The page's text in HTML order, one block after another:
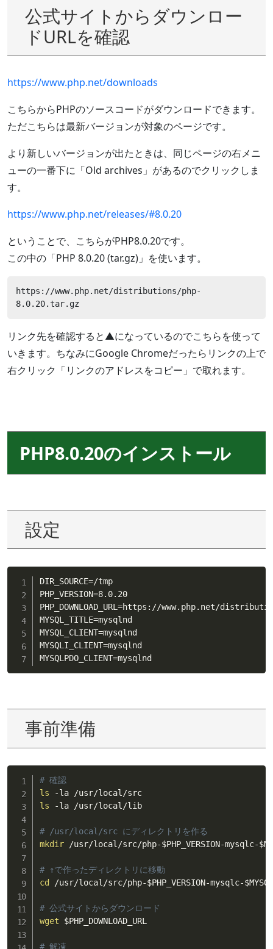
公式サイトからダウンロー
ドURLを確認
https://www.php.net/downloads
こちらからPHPのソースコードがダウンロードできます。
ただこちらは最新バージョンが対象のページです。
より新しいバージョンが出たときは、同じページの右メニ
ューの一番下に「Old archives」があるのでクリックしま
す。
https://www.php.net/releases/#8.0.20
ということで、こちらがPHP8.0.20です。
この中の「PHP 8.0.20 (tar.gz)」を使います。
https://www.php.net/distributions/php-
8.0.20.tar.gz
リンク先を確認すると▲になっているのでこちらを使って
いきます。ちなみにGoogle Chromeだったらリンクの上で
右クリック「リンクのアドレスをコピー」で取れます。
PHP8.0.20のインストール
設定
DIR_SOURCE=/tmp
PHP_VERSION=8.0.20
PHP_DOWNLOAD_URL=https://www.php.net/
MYSQL_TITLE=mysqlnd
MYSQL_CLIENT=mysqlnd
MYSQLI_CLIENT=mysqlnd
MYSQLPDO_CLIENT=mysqlnd
事前準備
# 確認
ls
ls -la /usr/local/lib
# /usr/local/src にディレクトリを作る
mkdir /usr/local/src/php-$PHP_VERSION-mysqlc-
# ↑で作ったディレクトリに移動
cd
/usr/local/src/php-$PHP_VERSION-mysqlc-
# 公式サイトからダウンロード
wget
$PHP_DOWNLOAD_URL
# 解凍